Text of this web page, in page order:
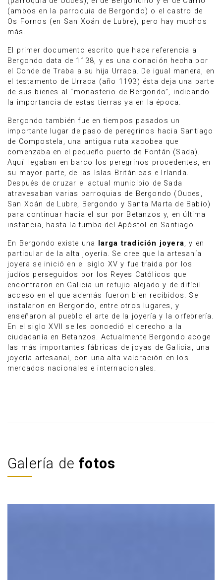
(ambos en la parroquia de Bergondo) o el castro de
Os Fornos (en San Xoán de Lubre), pero hay muchos
más.
El primer documento escrito que hace referencia a
Bergondo data de 1138, y es una donación hecha por
el Conde de Traba a su hija Urraca. De igual manera, en
el testamento de Urraca (año 1193) ésta deja una parte
de sus bienes al “monasterio de Bergondo”, indicando
la importancia de estas tierras ya en la época.
Bergondo también fue en tiempos pasados un
importante lugar de paso de peregrinos hacia Santiago
de Compostela, una antigua ruta xacobea que
comenzaba en el pequeño puerto de Fontán (Sada).
Aquí llegaban en barco los peregrinos procedentes, en
su mayor parte, de las Islas Británicas e Irlanda.
Después de cruzar el actual municipio de Sada
atravesaban varias parroquias de Bergondo (Ouces,
San Xoán de Lubre, Bergondo y Santa Marta de Babío)
para continuar hacia el sur por Betanzos y, en última
instancia, hasta la tumba del Apóstol en Santiago.
En Bergondo existe una larga tradición joyera, y en
particular de la alta joyería. Se cree que la artesanía
joyera se inició en el siglo XV y fue traida por los
judíos perseguidos por los Reyes Católicos que
encontraron en Galicia un refujio alejado y de difícil
acceso en el que además fueron bien recibidos. Se
instalaron en Bergondo, entre otros lugares, y
enseñaron al pueblo el arte de la joyería y la orfebrería.
En el siglo XVII se les concedió el derecho a la
ciudadanía en Betanzos. Actualmente Bergondo acoge
las más importantes fábricas de joyas de Galicia, una
joyería artesanal, con una alta valoración en los
mercados nacionales e internacionales.
Galería defotos